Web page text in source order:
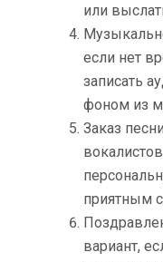
или
если нет
записать
фоном из
Заказ
приятным
вариант,